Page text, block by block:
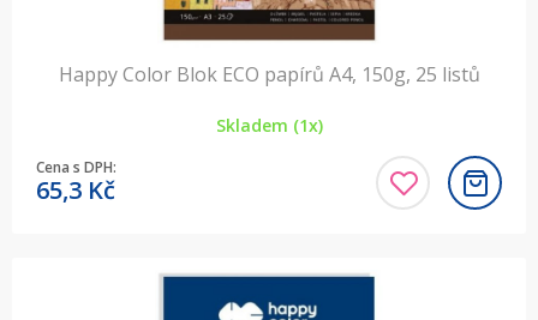
Happy Color Blok ECO papírů A4, 150g, 25 listů
Skladem (1x)
Cena s DPH:
65,3 Kč